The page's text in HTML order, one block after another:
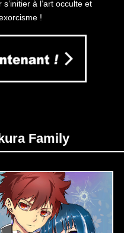
à l’art occulte et
!
Family